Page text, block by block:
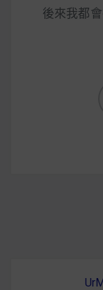
運動健身飲
七
後來我都